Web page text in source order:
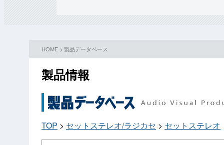
HOME > 製品データベース
製品情報
TOP > セットステレオ/ラジカセ > セットステレオ